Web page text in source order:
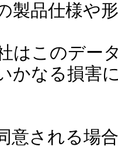
製品仕様や
はこのデー
かなる損害
意される場